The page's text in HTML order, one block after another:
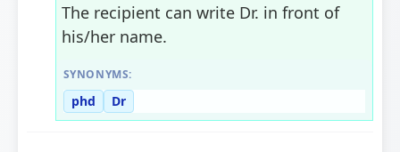
The recipient can write Dr. in front of
his/her name.
SYNONYMS:
phd Dr